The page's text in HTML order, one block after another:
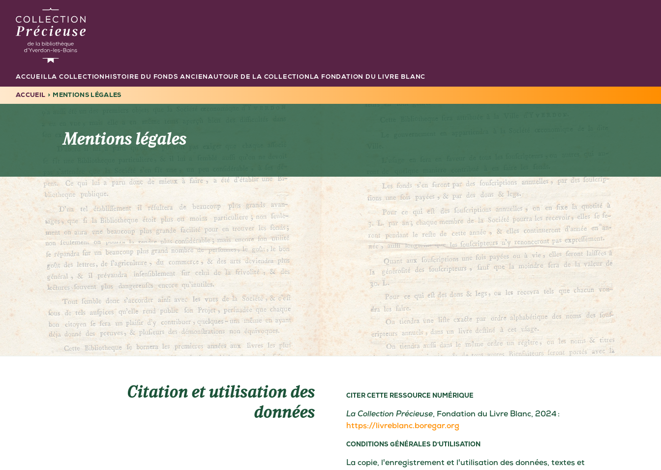
contenu
principal
principale
ACCUEIL LA COLLECTION HISTOIRE DU FONDS ANCIENAUTOUR DE LA COLLECTION LA FONDATION DU LIVRE BLANC
FIL
ACCUEIL MENTIONS LÉGALES
Mentions légales
Citation et utilisation des
données
CITER CETTE RESSOURCE NUMÉRIQUE
La Collection Précieuse, Fondation du Livre Blanc, 2024 :
https://livreblanc.boregar.org
CONDITIONS GÉNÉRALES D'UTILISATION
La copie, l'enregistrement et l'utilisation des données, textes et